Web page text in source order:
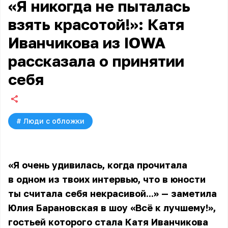
«Я никогда не пыталась
взять красотой!»: Катя
Иванчикова из IOWA
рассказала о принятии
себя
# Люди с обложки
«Я очень удивилась, когда прочитала
в одном из твоих интервью, что в юности
ты считала себя некрасивой...» — заметила
Юлия Барановская в шоу «Всё к лучшему!»,
гостьей которого стала Катя Иванчикова